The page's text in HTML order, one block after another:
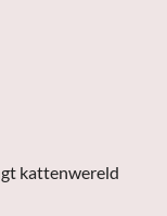
kattenwereld